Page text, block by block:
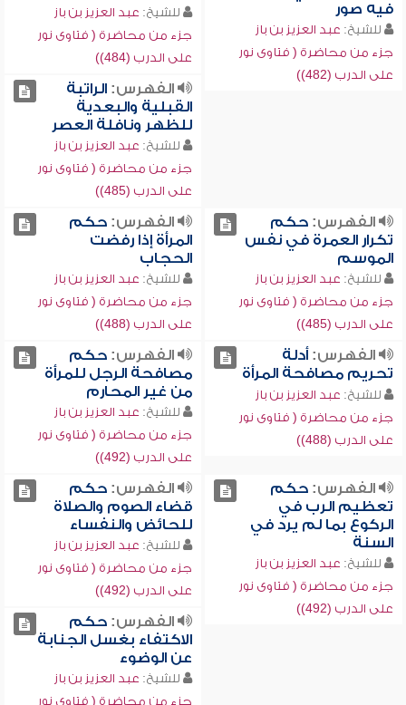
فيه صور
للشيخ: عبد العزيز بن باز
جزء من محاضرة ( فتاوى نور
على الدرب (482))
للشيخ: عبد العزيز بن باز
جزء من محاضرة ( فتاوى نور
على الدرب (484))
الفهرس:الراتبة
القبلية والبعدية
للظهر ونافلة العصر
للشيخ: عبد العزيز بن باز
جزء من محاضرة ( فتاوى نور
على الدرب (485))
الفهرس:حكم
تكرار العمرة في نفس
الموسم
للشيخ: عبد العزيز بن باز
جزء من محاضرة ( فتاوى نور
على الدرب (485))
الفهرس:حكم
المرأة إذا رفضت
الحجاب
للشيخ: عبد العزيز بن باز
جزء من محاضرة ( فتاوى نور
على الدرب (488))
الفهرس:أدلة
تحريم مصافحة المرأة
للشيخ: عبد العزيز بن باز
جزء من محاضرة ( فتاوى نور
على الدرب (488))
الفهرس:حكم
مصافحة الرجل للمرأة
من غير المحارم
للشيخ: عبد العزيز بن باز
جزء من محاضرة ( فتاوى نور
على الدرب (492))
الفهرس:حكم
تعظيم الرب في
الركوع بما لم يرد في
السنة
للشيخ: عبد العزيز بن باز
جزء من محاضرة ( فتاوى نور
على الدرب (492))
الفهرس:حكم
قضاء الصوم والصلاة
للحائض والنفساء
للشيخ: عبد العزيز بن باز
جزء من محاضرة ( فتاوى نور
على الدرب (492))
الفهرس:حكم
الاكتفاء بغسل الجنابة
عن الوضوء
للشيخ: عبد العزيز بن باز
جزء من محاضرة ( فتاوى نور